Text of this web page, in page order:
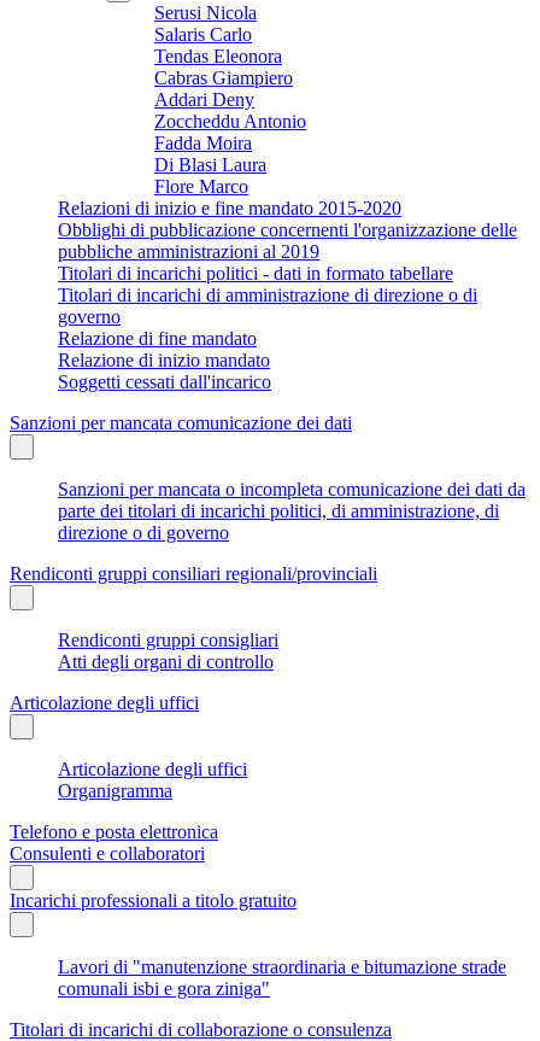
Serusi Nicola
Salaris Carlo
Tendas Eleonora
Cabras Giampiero
Addari Deny
Zoccheddu Antonio
Fadda Moira
Di Blasi Laura
Flore Marco
Relazioni di inizio e fine mandato 2015-2020
Obblighi di pubblicazione concernenti l'organizzazione delle
pubbliche amministrazioni al 2019
Titolari di incarichi politici - dati in formato tabellare
Titolari di incarichi di amministrazione di direzione o di
governo
Relazione di fine mandato
Relazione di inizio mandato
Soggetti cessati dall'incarico
Sanzioni per mancata comunicazione dei dati
Sanzioni per mancata o incompleta comunicazione dei dati da
parte dei titolari di incarichi politici, di amministrazione, di
direzione o di governo
Rendiconti gruppi consiliari regionali/provinciali
Rendiconti gruppi consigliari
Atti degli organi di controllo
Articolazione degli uffici
Articolazione degli uffici
Organigramma
Telefono e posta elettronica
Consulenti e collaboratori
Incarichi professionali a titolo gratuito
Lavori di "manutenzione straordinaria e bitumazione strade
comunali isbi e gora ziniga"
Titolari di incarichi di collaborazione o consulenza